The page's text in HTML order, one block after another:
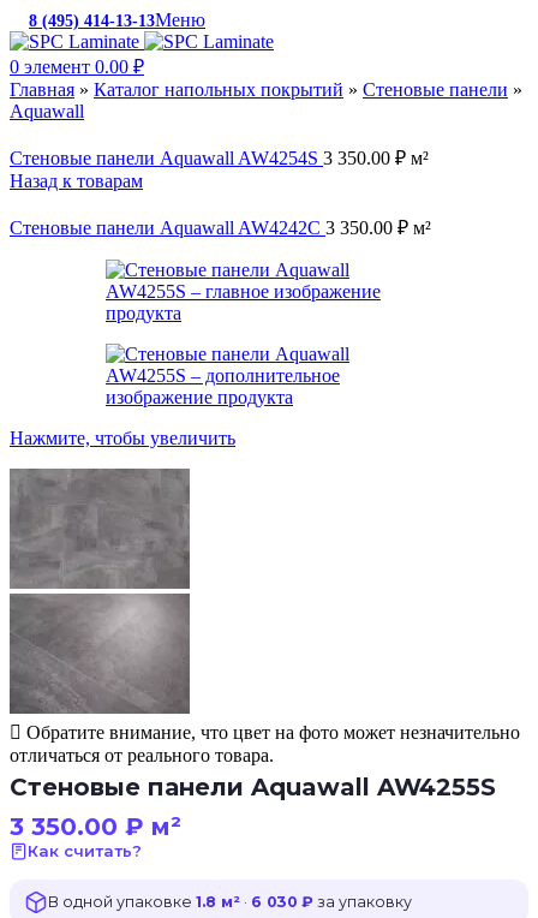
8 (495) 414-13-13Меню
0 элемент 0.00 ₽
Главная » Каталог напольных покрытий » Стеновые панели »
Aquawall
Стеновые панели Aquawall AW4254S 3 350.00 ₽ м²
Назад к товарам
Стеновые панели Aquawall AW4242C 3 350.00 ₽ м²
Нажмите, чтобы увеличить
Обратите внимание, что цвет на фото может незначительно
отличаться от реального товара.
Стеновые панели Aquawall AW4255S
3 350.00 ₽ м²
Как считать?
В одной упаковке 1.8 м² · 6 030 ₽ за упаковку